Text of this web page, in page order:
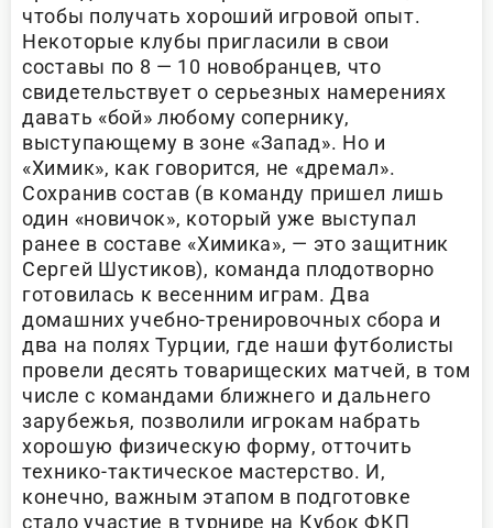
чтобы получать хороший игровой опыт.
Некоторые клубы пригласили в свои
составы по 8 — 10 новобранцев, что
свидетельствует о серьезных намерениях
давать «бой» любому сопернику,
выступающему в зоне «Запад». Но и
«Химик», как говорится, не «дремал».
Сохранив состав (в команду пришел лишь
один «новичок», который уже выступал
ранее в составе «Химика», — это защитник
Сергей Шустиков), команда плодотворно
готовилась к весенним играм. Два
домашних учебно-тренировочных сбора и
два на полях Турции, где наши футболисты
провели десять товарищеских матчей, в том
числе с командами ближнего и дальнего
зарубежья, позволили игрокам набрать
хорошую физическую форму, отточить
технико-тактическое мастерство. И,
конечно, важным этапом в подготовке
стало участие в турнире на Кубок ФКП